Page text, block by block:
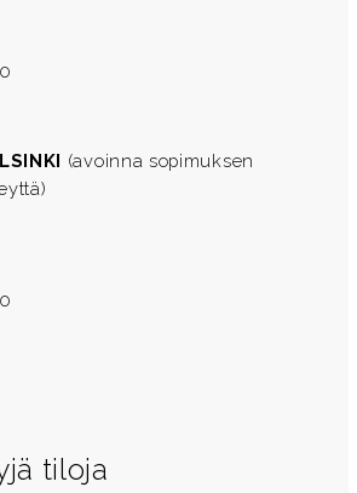
(avoinna sopimuksen
tiloja